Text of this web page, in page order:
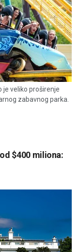
je veliko proširenje
zabavnog parka.
$400 miliona: